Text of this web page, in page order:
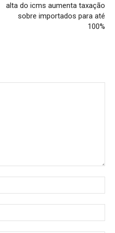
alta do icms aumenta taxação
sobre importados para até
100%